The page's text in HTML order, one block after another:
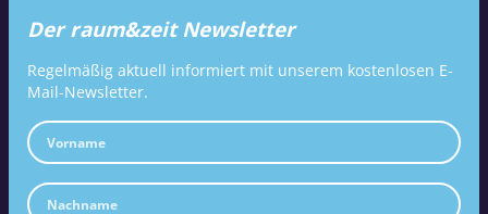
Der raum&zeit Newsletter
Regelmäßig aktuell informiert mit unserem kostenlosen E-
Mail-Newsletter.